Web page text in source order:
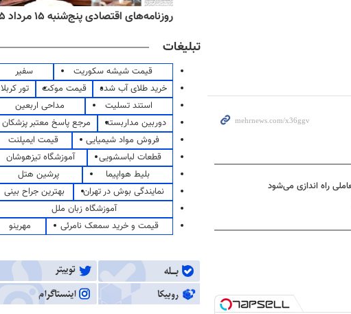
راه اندازی می‌شود
روزنامه‌های اقتصادی پنج‌شنبه ۱۵ مرداد ۱۴۰۵
تبلیغات
قیمت شیشه سکوریت
سفیر
خرید طلای آب شده
قیمت موکت
تور کربلا
استند تسلیت
مداحی اربعین
دوربین مداربسته
مرجع پاسخ معتبر پزشکان
فروش مواد شیمیایی
قیمت ایمپلنت
قطعات لباسشویی
آموزشگاه تیزهوشان
بلیط هواپیما
پرشین هتل
نمایندگی بوش در تهران
بهترین جراح بینی
آموزشگاه زبان ملل
قیمت و خرید سمعک نامرئی
مهرینو